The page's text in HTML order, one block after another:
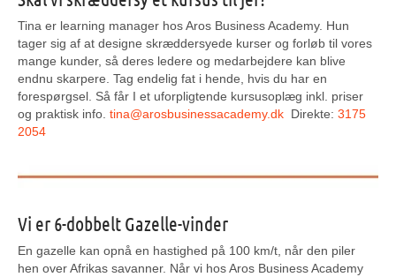
Tina er learning manager hos Aros Business Academy. Hun
tager sig af at designe skræddersyede kurser og forløb til vores
mange kunder, så deres ledere og medarbejdere kan blive
endnu skarpere. Tag endelig fat i hende, hvis du har en
forespørgsel. Så får I et uforpligtende kursusoplæg inkl. priser
og praktisk info. tina@arosbusinessacademy.dk Direkte: 3175
2054
Vi er 6-dobbelt Gazelle-vinder
En gazelle kan opnå en hastighed på 100 km/t, når den piler
hen over Afrikas savanner. Når vi hos Aros Business Academy